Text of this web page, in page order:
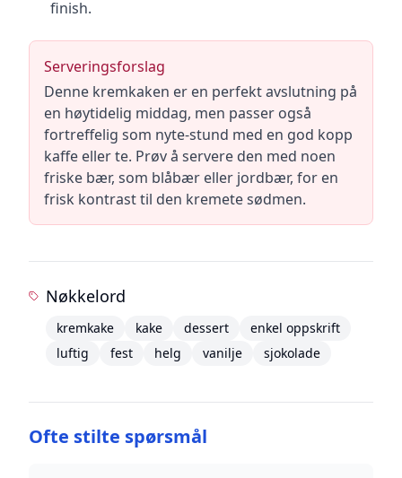
finish.
Serveringsforslag
Denne kremkaken er en perfekt avslutning på
en høytidelig middag, men passer også
fortreffelig som nyte-stund med en god kopp
kaffe eller te. Prøv å servere den med noen
friske bær, som blåbær eller jordbær, for en
frisk kontrast til den kremete sødmen.
Nøkkelord
kremkake kake dessert
enkel oppskrift
luftig
fest helg vanilje sjokolade
Ofte stilte spørsmål